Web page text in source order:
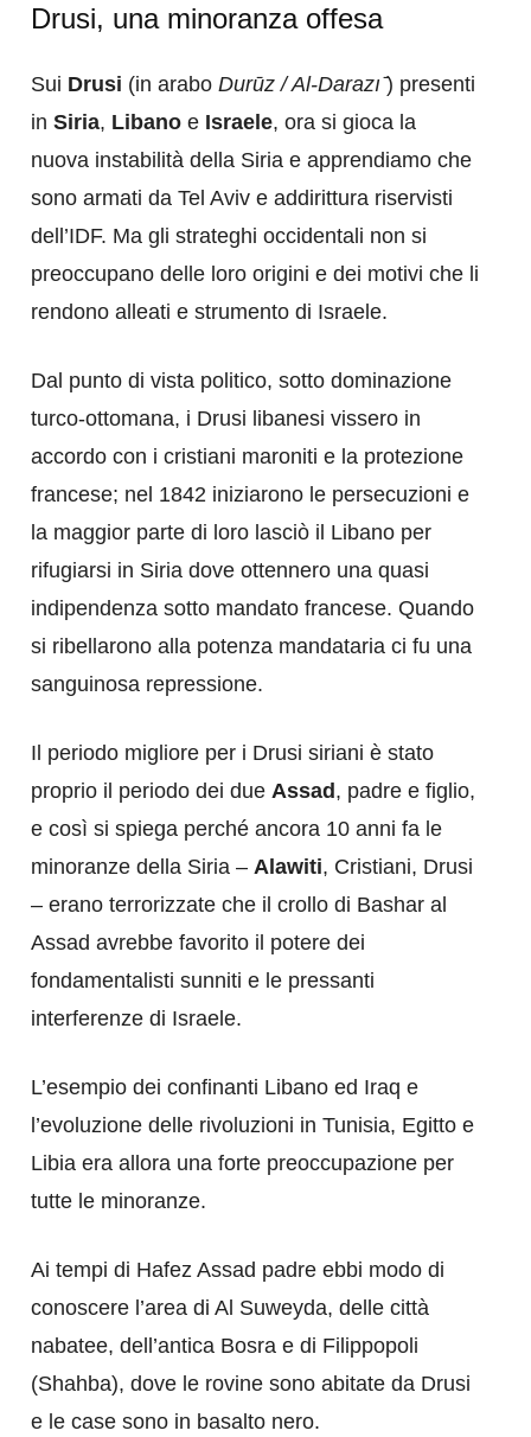
Drusi, una minoranza offesa
Sui Drusi (in arabo Durūz / Al-Darazı ̄) presenti
in Siria, Libano e Israele, ora si gioca la
nuova instabilità della Siria e apprendiamo che
sono armati da Tel Aviv e addirittura riservisti
dell’IDF. Ma gli strateghi occidentali non si
preoccupano delle loro origini e dei motivi che li
rendono alleati e strumento di Israele.
Dal punto di vista politico, sotto dominazione
turco-ottomana, i Drusi libanesi vissero in
accordo con i cristiani maroniti e la protezione
francese; nel 1842 iniziarono le persecuzioni e
la maggior parte di loro lasciò il Libano per
rifugiarsi in Siria dove ottennero una quasi
indipendenza sotto mandato francese. Quando
si ribellarono alla potenza mandataria ci fu una
sanguinosa repressione.
Il periodo migliore per i Drusi siriani è stato
proprio il periodo dei due Assad, padre e figlio,
e così si spiega perché ancora 10 anni fa le
minoranze della Siria – Alawiti, Cristiani, Drusi
– erano terrorizzate che il crollo di Bashar al
Assad avrebbe favorito il potere dei
fondamentalisti sunniti e le pressanti
interferenze di Israele.
L’esempio dei confinanti Libano ed Iraq e
l’evoluzione delle rivoluzioni in Tunisia, Egitto e
Libia era allora una forte preoccupazione per
tutte le minoranze.
Ai tempi di Hafez Assad padre ebbi modo di
conoscere l’area di Al Suweyda, delle città
nabatee, dell’antica Bosra e di Filippopoli
(Shahba), dove le rovine sono abitate da Drusi
e le case sono in basalto nero.